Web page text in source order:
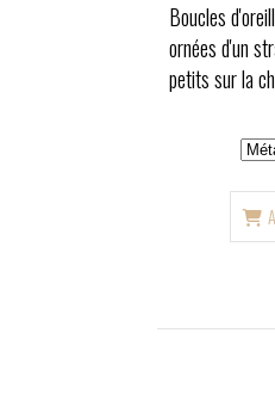
Boucles
ornées d'un
petits sur la